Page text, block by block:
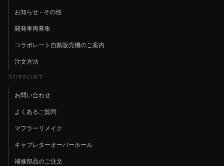
お知らせ - その他
開発車両募集
コラボレート自動販売機のご案内
注文方法
Support
お問い合わせ
よくあるご質問
マフラーリメイク
キャブレターオーバーホール
補修部品のご注文